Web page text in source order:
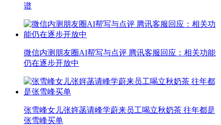
谱
微信内测朋友圈AI帮写与点评 腾讯客服回应：相关功能
仍在逐步开放中
张雪峰女儿张姩菡请峰学蔚来员工喝立秋奶茶 往年都是
张雪峰买单